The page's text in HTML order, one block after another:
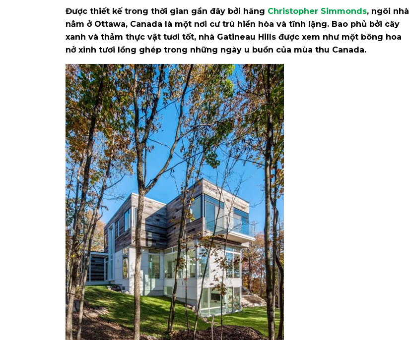
Được thiết kế trong thời gian gần đây bởi hãng Christopher Simmonds, ngôi nhà
nằm ở Ottawa, Canada là một nơi cư trú hiền hòa và tĩnh lặng. Bao phủ bởi cây
xanh và thảm thực vật tươi tốt, nhà Gatineau Hills được xem như một bông hoa
nở xinh tươi lồng ghép trong những ngày u buồn của mùa thu Canada.